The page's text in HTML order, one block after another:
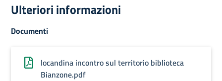
Ulteriori informazioni
Documenti
locandina incontro sul territorio biblioteca
Bianzone.pdf